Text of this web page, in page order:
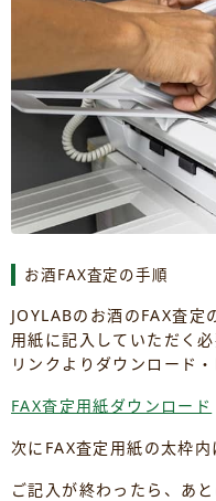
お酒FAX査定の手順
JOYLABのお酒のFAX査
用紙に記入していただく
リンクよりダウンロード
FAX査定用紙ダウンロード
次にFAX査定用紙の太枠内
ご記入が終わったら、あ